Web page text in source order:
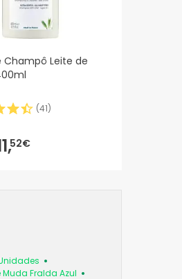
Champô Leite de
(41)
52€
Muda Fralda Azul